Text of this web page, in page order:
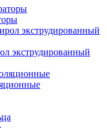
экструдированный